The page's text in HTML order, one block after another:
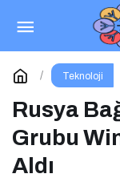
Teknoloji
Rusya
Grubu
Aldı
Yorum Yap